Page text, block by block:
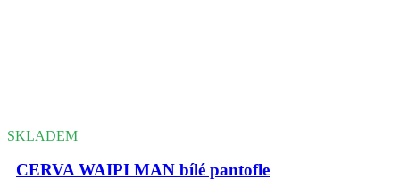
SKLADEM
CERVA WAIPI MAN bílé pantofle